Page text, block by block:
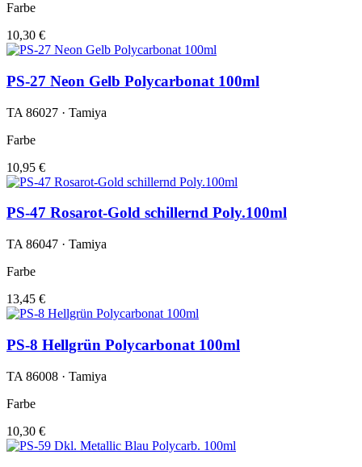
Farbe
10,30 €
PS-27 Neon Gelb Polycarbonat 100ml
TA 86027 · Tamiya
Farbe
10,95 €
PS-47 Rosarot-Gold schillernd Poly.100ml
TA 86047 · Tamiya
Farbe
13,45 €
PS-8 Hellgrün Polycarbonat 100ml
TA 86008 · Tamiya
Farbe
10,30 €